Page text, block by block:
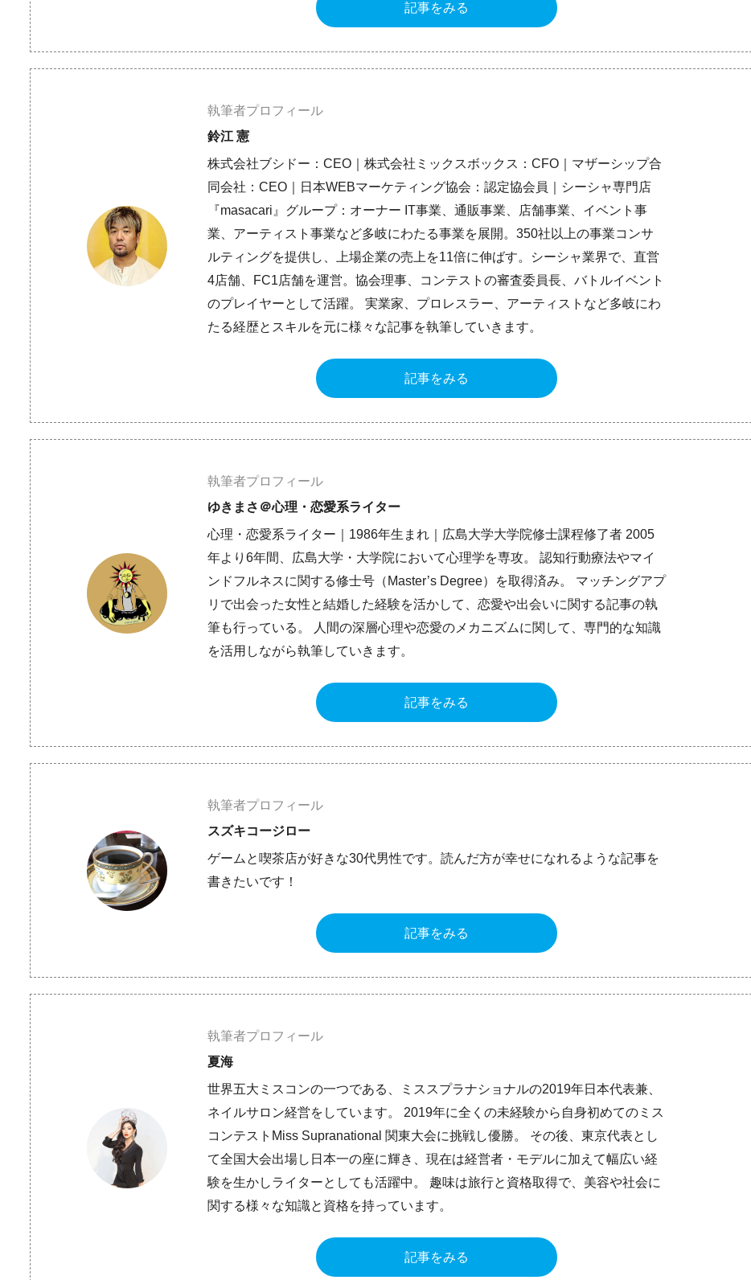
記事をみる
執筆者プロフィール
鈴江 憲
株式会社ブシドー：CEO｜株式会社ミックスボックス：CFO｜マザーシップ合
同会社：CEO｜日本WEBマーケティング協会：認定協会員｜シーシャ専門店
『masacari』グループ：オーナー IT事業、通販事業、店舗事業、イベント事
業、アーティスト事業など多岐にわたる事業を展開。350社以上の事業コンサ
ルティングを提供し、上場企業の売上を11倍に伸ばす。シーシャ業界で、直営
4店舗、FC1店舗を運営。協会理事、コンテストの審査委員長、バトルイベント
のプレイヤーとして活躍。 実業家、プロレスラー、アーティストなど多岐にわ
たる経歴とスキルを元に様々な記事を執筆していきます。
記事をみる
執筆者プロフィール
ゆきまさ＠心理・恋愛系ライター
心理・恋愛系ライター｜1986年生まれ｜広島大学大学院修士課程修了者 2005
年より6年間、広島大学・大学院において心理学を専攻。 認知行動療法やマイ
ンドフルネスに関する修士号（Master’s Degree）を取得済み。 マッチングアプ
リで出会った女性と結婚した経験を活かして、恋愛や出会いに関する記事の執
筆も行っている。 人間の深層心理や恋愛のメカニズムに関して、専門的な知識
を活用しながら執筆していきます。
記事をみる
執筆者プロフィール
スズキコージロー
ゲームと喫茶店が好きな30代男性です。読んだ方が幸せになれるような記事を
書きたいです！
記事をみる
執筆者プロフィール
夏海
世界五大ミスコンの一つである、ミススプラナショナルの2019年日本代表兼、
ネイルサロン経営をしています。 2019年に全くの未経験から自身初めてのミス
コンテストMiss Supranational 関東大会に挑戦し優勝。 その後、東京代表とし
て全国大会出場し日本一の座に輝き、現在は経営者・モデルに加えて幅広い経
験を生かしライターとしても活躍中。 趣味は旅行と資格取得で、美容や社会に
関する様々な知識と資格を持っています。
記事をみる